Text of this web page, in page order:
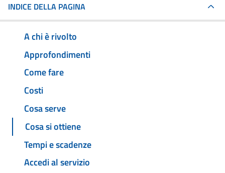
INDICE DELLA PAGINA
A chi è rivolto
Approfondimenti
Come fare
Costi
Cosa serve
Cosa si ottiene
Tempi e scadenze
Accedi al servizio